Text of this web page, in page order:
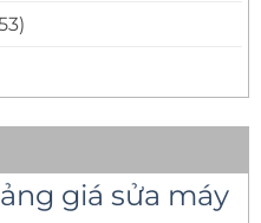
giá sửa máy